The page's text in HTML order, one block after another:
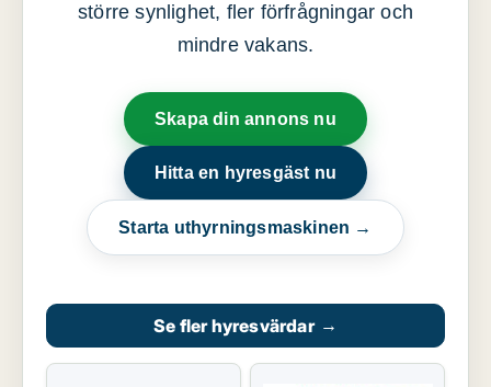
större synlighet, fler förfrågningar och
mindre vakans.
Skapa din annons nu
Hitta en hyresgäst nu
Starta uthyrningsmaskinen →
Se fler hyresvärdar →